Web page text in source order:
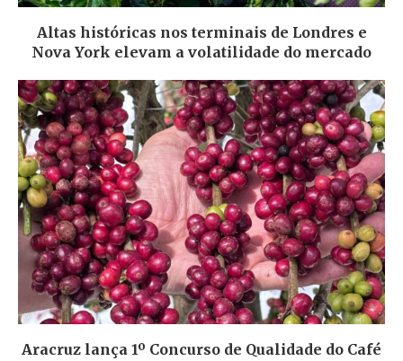
Altas históricas nos terminais de Londres e
Nova York elevam a volatilidade do mercado
Aracruz lança 1º Concurso de Qualidade do Café